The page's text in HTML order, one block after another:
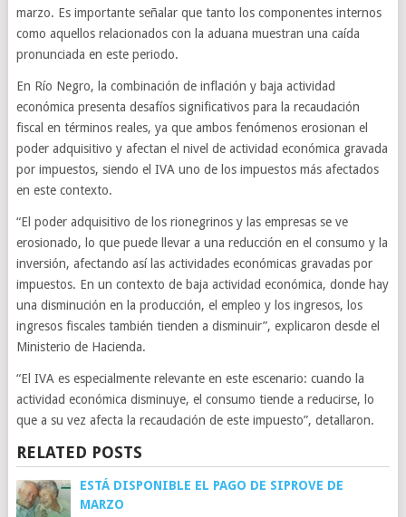
marzo. Es importante señalar que tanto los componentes internos
como aquellos relacionados con la aduana muestran una caída
pronunciada en este periodo.
En Río Negro, la combinación de inflación y baja actividad
económica presenta desafíos significativos para la recaudación
fiscal en términos reales, ya que ambos fenómenos erosionan el
poder adquisitivo y afectan el nivel de actividad económica gravada
por impuestos, siendo el IVA uno de los impuestos más afectados
en este contexto.
“El poder adquisitivo de los rionegrinos y las empresas se ve
erosionado, lo que puede llevar a una reducción en el consumo y la
inversión, afectando así las actividades económicas gravadas por
impuestos. En un contexto de baja actividad económica, donde hay
una disminución en la producción, el empleo y los ingresos, los
ingresos fiscales también tienden a disminuir”, explicaron desde el
Ministerio de Hacienda.
“El IVA es especialmente relevante en este escenario: cuando la
actividad económica disminuye, el consumo tiende a reducirse, lo
que a su vez afecta la recaudación de este impuesto”, detallaron.
RELATED POSTS
ESTÁ DISPONIBLE EL PAGO DE SIPROVE DE
MARZO